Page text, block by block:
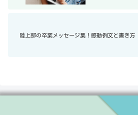
陸上部の卒業メッセージ集！感動例文と書き方